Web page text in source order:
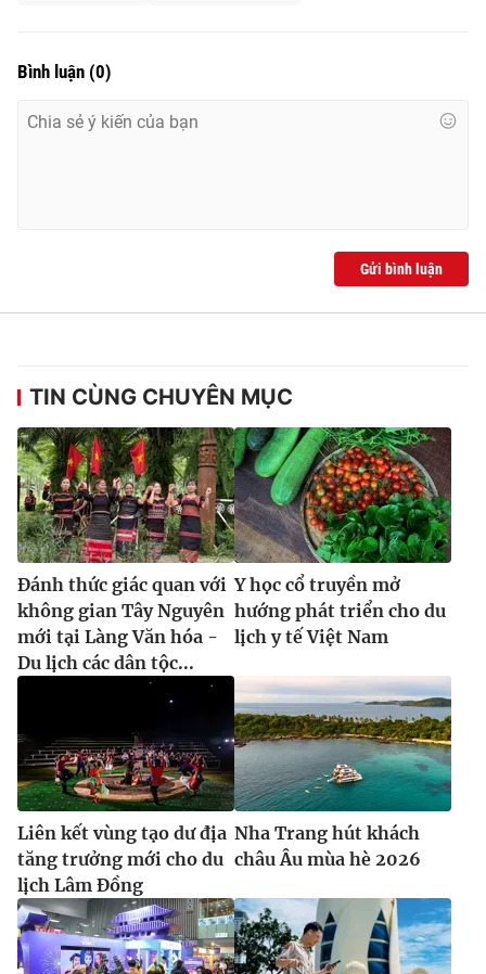
Bình luận (0)
Gửi bình luận
TIN CÙNG CHUYÊN MỤC
Đánh thức giác quan với
không gian Tây Nguyên
mới tại Làng Văn hóa -
Du lịch các dân tộc...
Y học cổ truyền mở
hướng phát triển cho du
lịch y tế Việt Nam
Liên kết vùng tạo dư địa
tăng trưởng mới cho du
lịch Lâm Đồng
Nha Trang hút khách
châu Âu mùa hè 2026